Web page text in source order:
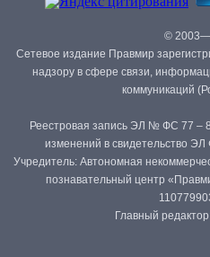
©
Сетевое издание Правмир
надзору в сфере связи,
коммуникаций
Реестровая запись ЭЛ № ФС 77 –
изменений в свидетельство
Учредитель: Автономная
познавательный центр
Главный